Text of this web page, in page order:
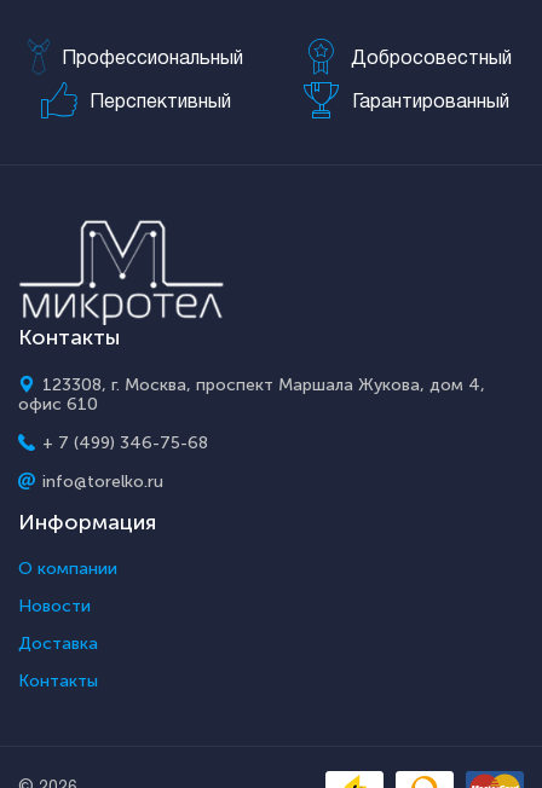
Профессиональный Добросовестный
Перспективный Гарантированный
Контакты
123308, г. Москва, проспект Маршала Жукова, дом 4,
офис 610
+ 7 (499) 346-75-68
info@torelko.ru
Информация
О компании
Новости
Доставка
Контакты